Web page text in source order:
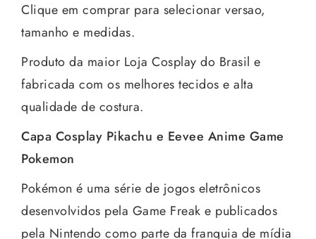
Clique em comprar para selecionar versao,
tamanho e medidas.
Produto da maior Loja Cosplay do Brasil e
fabricada com os melhores tecidos e alta
qualidade de costura.
Capa Cosplay Pikachu e Eevee Anime Game
Pokemon
Pokémon é uma série de jogos eletrônicos
desenvolvidos pela Game Freak e publicados
pela Nintendo como parte da franquia de mídia